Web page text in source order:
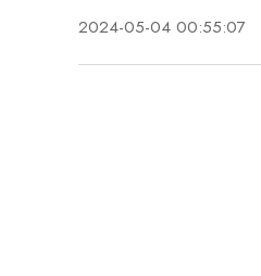
2024-05-04 00:55:07